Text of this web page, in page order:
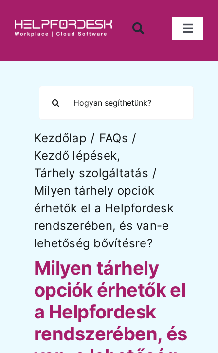
Tárgyi eszköz nyilvántartó
Készletnyilvántartó
Tárgyalófoglaló
Árak és vásárlás
Regisztráció
Támogatás
Kezdőlap
FAQs
Kezdő lépések
Tárhely szolgáltatás
Milyen tárhely opciók
érhetők el a Helpfordesk
rendszerében, és van-e
lehetőség bővítésre?
Milyen tárhely
opciók érhetők el
a Helpfordesk
rendszerében, és